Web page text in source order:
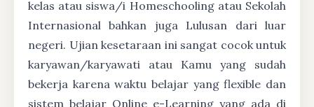
kelas atau siswa/i Homeschooling atau Sekolah
Internasional bahkan juga Lulusan dari luar
negeri. Ujian kesetaraan ini sangat cocok untuk
karyawan/karyawati atau Kamu yang sudah
bekerja karena waktu belajar yang flexible dan
sistem belajar Online e-Learning yang ada di